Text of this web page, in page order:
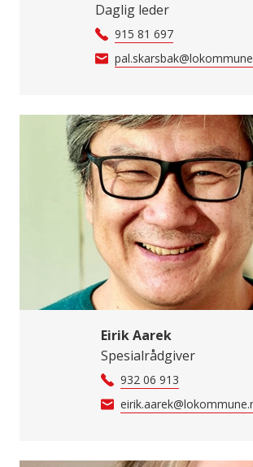
Daglig leder
915 81 697
Eirik Aarek
Spesialrådgiver
932 06 913